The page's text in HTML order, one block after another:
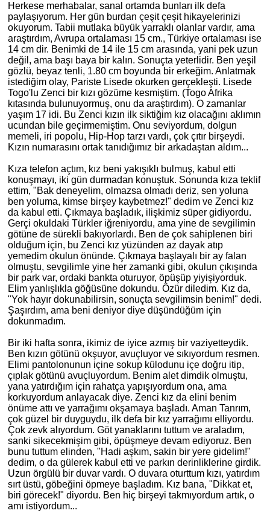
Herkese merhabalar, sanal ortamda bunları ilk defa
paylaşıyorum. Her gün burdan çeşit çeşit hikayelerinizi
okuyorum. Tabii mutlaka büyük yarraklı olanlar vardır, ama
araştırdım, Avrupa ortalaması 15 cm., Türkiye ortalaması ise
14 cm dir. Benimki de 14 ile 15 cm arasında, yani pek uzun
değil, ama başı baya bir kalın. Sonuçta yeterlidir. Ben yeşil
gözlü, beyaz tenli, 1.80 cm boyunda bir erkeğim. Anlatmak
istediğim olay, Pariste Lisede okurken gerçekleşti. Lisede
Togo'lu Zenci bir kızı gözüme kesmiştim. (Togo Afrika
kıtasında bulunuyormuş, onu da araştırdım). O zamanlar
yaşım 17 idi. Bu Zenci kızın ilk siktiğim kız olacağını aklımın
ucundan bile geçirmemiştim. Onu seviyordum, dolgun
memeli, iri popolu, Hip-Hop tarzı vardı, çok çıtır birşeydi.
Kızın numarasını ortak tanıdığımız bir arkadaştan aldım...
Kıza telefon açtım, kız beni yakışıkl ı bulmuş, kabul etti
konuşmayı, iki gün durmadan konuştuk. Sonunda kıza teklif
ettim, "Bak deneyelim, olmazsa olmadı deriz, sen yoluna
ben yoluma, kimse birşey kaybetmez!" dedim ve Zenci kız
da kabul etti. Çıkmaya başladık, ilişkimiz süper gidiyordu.
Gerçi okuldaki Türkler iğreniyordu, ama yine de sevgilimin
götüne de sürekli bakıyorlardı. Ben de çok sahiplenen biri
olduğum için, bu Zenci kız yüzünden az dayak atıp
yemedim okulun önünde. Çıkmaya başlayalı bir ay falan
olmuştu, sevgilimle yine her zamanki gibi, okulun çıkışında
bir park var, ordaki bankta oturuyor, öpüşüp yiyişiyorduk.
Elim yanlışlıkla göğüsüne dokundu. Özür diledim. Kız da,
"Yok hayır dokunabilirsin, sonuçta sevgilimsin benim!" dedi.
Şaşırdım, ama beni deniyor diye düşündüğüm için
dokunmadım.
Bir iki hafta sonra, ikimiz de iyice azmış bir vaziyetteydik.
Ben kızın götünü okşuyor, avuçluyor ve sıkıyordum resmen.
Elimi pantolonunun içine sokup külodunu içe doğru itip,
çıplak götünü avuçluyordum. Benim alet dimdik olmuştu,
yana yatırdığım için rahatça yapışıyordum ona, ama
korkuyordum anlayacak diye. Zenci kız da elini benim
önüme attı ve yarrağımı okşamaya başladı. Aman Tanrım,
çok güzel bir duyguydu, ilk defa bir kız yarrağımı elliyordu.
Çok zevk alıyordum. Göt yanaklarını tuttum ve araladım,
sanki sikecekmişim gibi, öpüşmeye devam ediyoruz. Ben
bunu tuttum elinden, "Hadi aşkım, sakin bir yere gidelim!"
dedim, o da gülerek kabul etti ve parkın derinliklerine girdik.
Uzun örgülü bir duvar vardı. O duvara oturttum kızı, yatırdım
sırt üstü, göbeğini öpmeye başladım. Kız bana, "Dikkat et,
biri görecek!" diyordu. Ben hiç birşeyi takmıyordum artık, o
amı istiyordum...